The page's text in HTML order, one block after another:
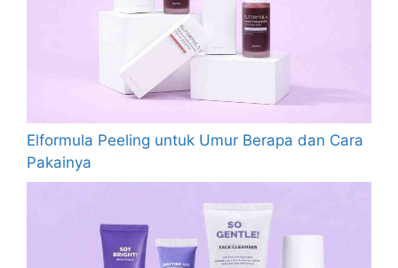
Elformula Peeling untuk Umur Berapa dan Cara
Pakainya